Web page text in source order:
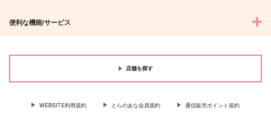
便利な機能/サービス
店舗を探す
WEBSITE利用規約 とらのあな会員規約 通信販売ポイント規約